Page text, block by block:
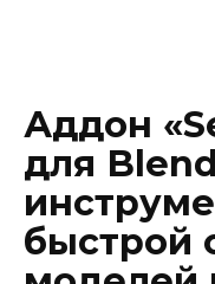
Аддон
для
быстрой